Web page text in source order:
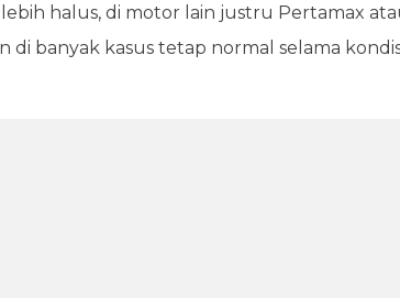
halus, di motor lain justru Pertamax
di banyak kasus tetap normal selama